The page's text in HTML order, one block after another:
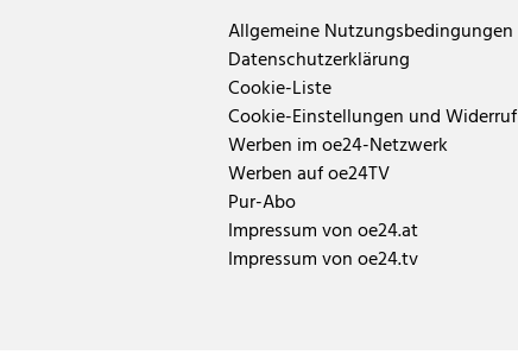
Allgemeine Nutzungsbedingungen
Datenschutzerklärung
Cookie-Liste
Cookie-Einstellungen und Widerruf
Werben im oe24-Netzwerk
Werben auf oe24TV
Pur-Abo
Impressum von oe24.at
Impressum von oe24.tv